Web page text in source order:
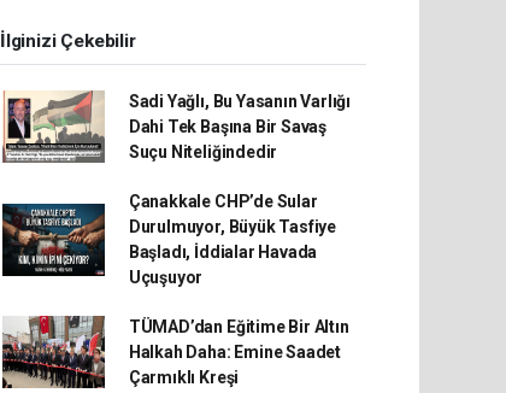
İlginizi Çekebilir
Sadi Yağlı, Bu Yasanın Varlığı
Dahi Tek Başına Bir Savaş
Suçu Niteliğindedir
Çanakkale CHP’de Sular
Durulmuyor, Büyük Tasfiye
Başladı, İddialar Havada
Uçuşuyor
TÜMAD’dan Eğitime Bir Altın
Halkah Daha: Emine Saadet
Çarmıklı Kreşi